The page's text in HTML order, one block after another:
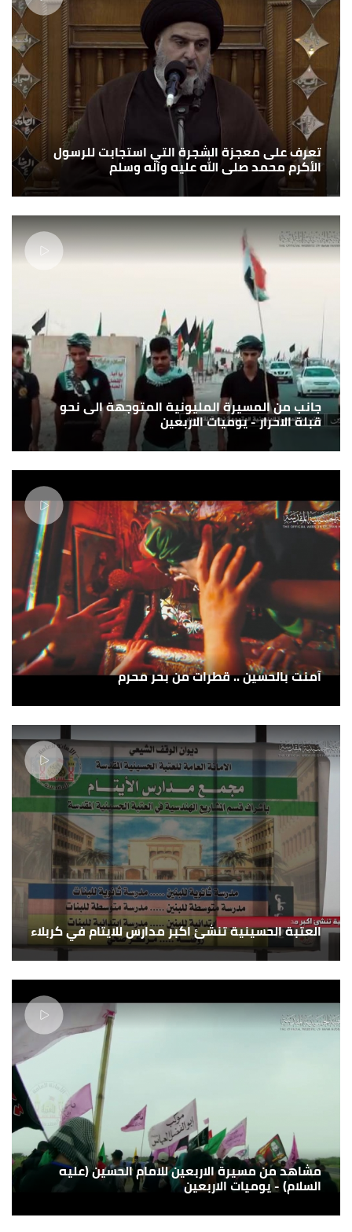
تعرف على معجزة الشجرة التي استجابت للرسول
الأكرم محمد صلى الله عليه وآله وسلم
جانب من المسيرة المليونية المتوجهة الى نحو
قبلة الاحرار - يوميات الاربعين
آمنت بالحسين .. قطرات من بحر محرم
العتبة الحسينية تنشئ اكبر مدارس للايتام في كربلاء
مشاهد من مسيرة الاربعين للامام الحسين (عليه
السلام) - يوميات الاربعين